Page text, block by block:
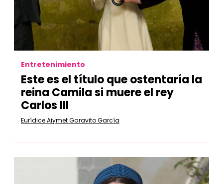
Entretenimiento
Este es el título que ostentaría la
reina Camila si muere el rey
Carlos III
Eurídice Aiymet Garavito García